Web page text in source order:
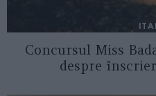
Concursul Miss
despre